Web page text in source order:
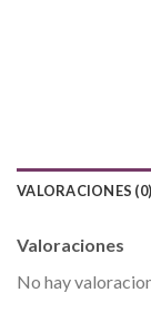
VALORACIONES (0)
Valoraciones
No hay